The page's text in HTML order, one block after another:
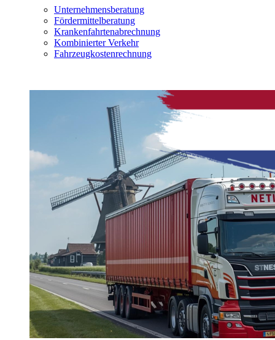
Unternehmensberatung
Fördermittelberatung
Krankenfahrtenabrechnung
Kombinierter Verkehr
Fahrzeugkostenrechnung